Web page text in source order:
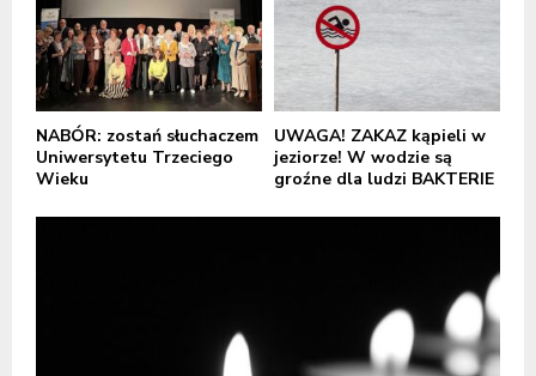
NABÓR: zostań słuchaczem
Uniwersytetu Trzeciego
Wieku
UWAGA! ZAKAZ kąpieli w
jeziorze! W wodzie są
groźne dla ludzi BAKTERIE